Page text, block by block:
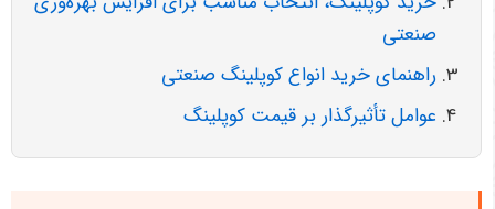
صنعتی
راهنمای خرید انواع کوپلینگ صنعتی
عوامل تأثیرگذار بر قیمت کوپلینگ